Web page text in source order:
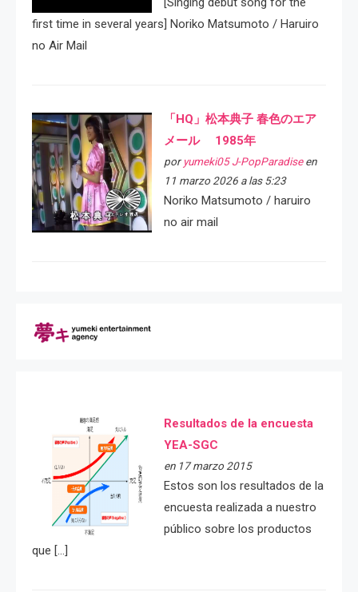
first time in several years] Noriko Matsumoto / Haruiro
no Air Mail
「HQ」松本典子 春色のエア
メール 1985年
por yumeki05 J-PopParadiseen
11 marzo 2026 a las 5:23
Noriko Matsumoto / haruiro
no air mail
Resultados de la encuesta
YEA-SGC
en 17 marzo 2015
Estos son los resultados de la
encuesta realizada a nuestro
público sobre los productos
que […]